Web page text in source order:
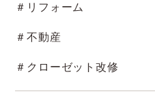
＃リフォーム
＃不動産
＃クローゼット改修